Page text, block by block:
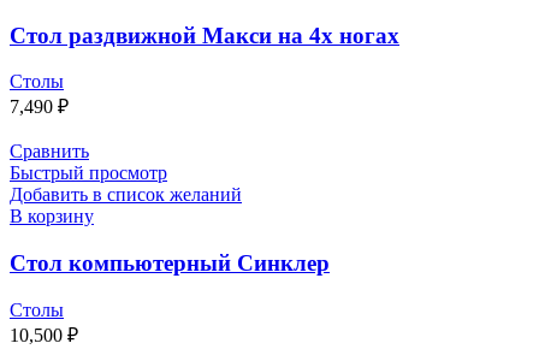
Стол раздвижной Макси на 4х ногах
Столы
7,490 ₽
Сравнить
Быстрый просмотр
Добавить в список желаний
В корзину
Стол компьютерный Синклер
Столы
10,500 ₽